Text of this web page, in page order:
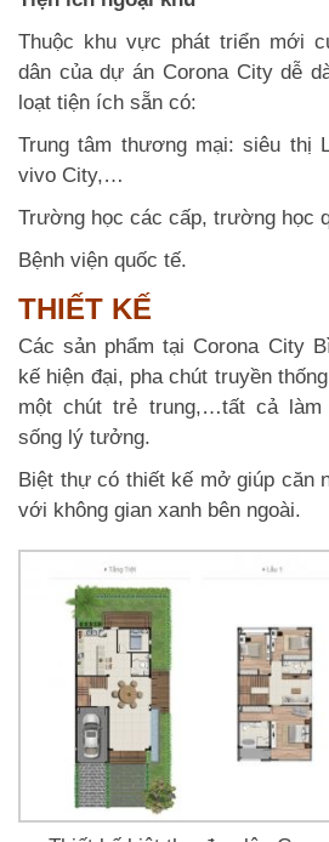
Thuộc khu vực phát triển mới
dân của dự án Corona City dễ
loạt tiện ích sẵn có:
Trung tâm thương mại: siêu thị
vivo City,…
Trường học các cấp, trường học
Bệnh viện quốc tế.
THIẾT KẾ
Các sản phẩm tại Corona City
kế hiện đại, pha chút truyền
một chút trẻ trung,…tất cả làm
sống lý tưởng.
Biệt thự có thiết kế mở giúp căn
với không gian xanh bên ngoài.